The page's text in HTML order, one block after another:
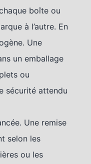
boîte ou
à l’autre. En
Une
un emballage
ou
sécurité attendu
Une remise
selon les
ou les